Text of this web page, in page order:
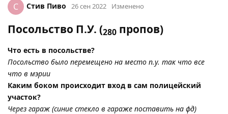
С Стив Пиво 26 сен 2022 Изменено
Посольство П.У. (280 пропов)
Что есть в посольстве?
Посольство было перемещено на место п.у. так что все
что в мэрии
Каким боком происходит вход в сам полицейский
участок?
Через гараж (синие стекло в гараже поставить на фд)